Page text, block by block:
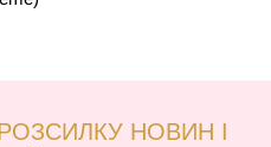
НОВИН І